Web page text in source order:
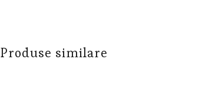
Produse similare